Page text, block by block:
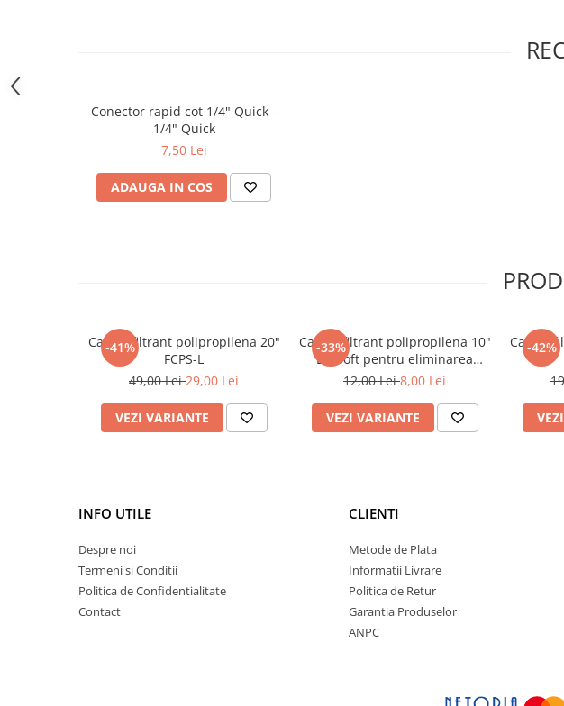
Carbune Activ
Pompe dozatoare
Componente si accesorii
Conectori si fitinguri
Componente filtre
Garnituri si oringuri
Surse alimentare
Rezervoare
Medii de filtrare
Pompe de presiune
Conector rapid cot 1/4" Quick -
1/4" Quick
7,50 Lei
ADAUGA IN COS
-41%
Cartus filtrant polipropilena 20"
FCPS-L
49,00 Lei29,00 Lei
VEZI VARIANTE
-33%
Cartus filtrant polipropilena 10"
Ecosoft pentru eliminarea
sedimentelor
12,00 Lei8,00 Lei
VEZI VARIANTE
-42%
Cartus
INFO UTILE
Despre noi
Termeni si Conditii
Politica de Confidentialitate
Contact
CLIENTI
Metode de Plata
Informatii Livrare
Politica de Retur
Garantia Produselor
ANPC